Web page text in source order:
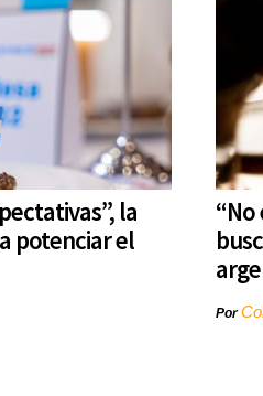
la
potenciar el
“No
Por